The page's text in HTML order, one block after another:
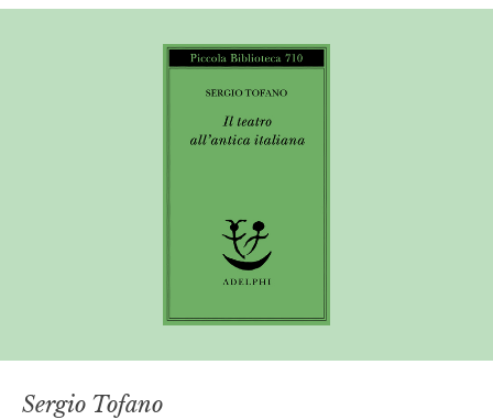
Sergio Tofano